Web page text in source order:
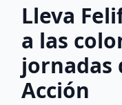
Lleva
a las
jornadas
Acción